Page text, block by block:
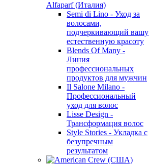
Alfaparf (Италия)
Semi di Lino - Уход за
волосами,
подчеркивающий вашу
естественную красоту
Blends Of Many -
Линия
профессиональных
продуктов для мужчин
Il Salone Milano -
Профессиональный
уход для волос
Lisse Design -
Трансформация волос
Style Stories - Укладка с
безупречным
результатом